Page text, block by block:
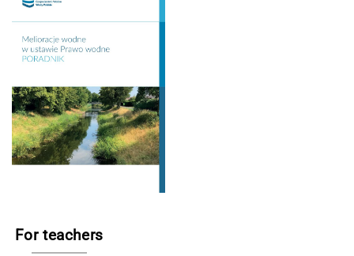
For teachers